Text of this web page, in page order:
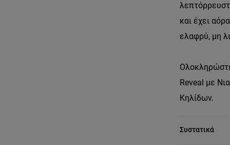
και έχει
ελαφρύ, μη
Reveal με
Κηλίδων.
Συστατικά